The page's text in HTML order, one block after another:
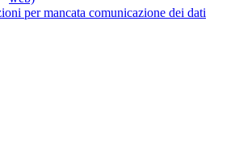
per mancata comunicazione dei dati